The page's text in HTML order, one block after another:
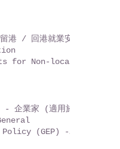
港 / 回港就業安
for Non-local
- 企業家 (適用於
Policy (GEP) -